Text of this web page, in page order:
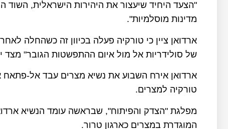
"הצעד היחיד שיעצור את היהירות הישראלית,
מדינות מוסלמיות".
ארדואן ציין כי טורקיה פעלה בכיוון זה כשהחלה
של סולידריות אל מול איום ההתפשטות הגובר" מצד
ארדואן אירח השבוע את נשיא מצרים עבד אל-
טורקיה למצרים.
מפלגת "הצדק והפיתוח", שבראשה עומד הנשיא
המוגדרת במצרים כארגון טרור.